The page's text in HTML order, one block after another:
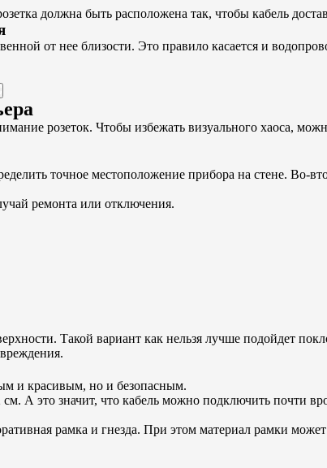
должна быть расположена так, чтобы кабель
от нее близости. Это правило касается и
розеток. Чтобы избежать визуального хаоса,
точное местоположение прибора на стене. Во-
ремонта или отключения.
Такой вариант как нельзя лучше подойдет
и красивым, но и безопасным.
А это значит, что кабель можно подключить почти
рамка и гнезда. При этом материал рамки